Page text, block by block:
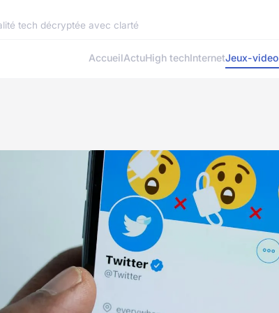
tech décryptée avec clarté
AccueilActuHigh techInternetJeux-video